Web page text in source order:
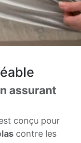
assurant
conçu pour
contre les